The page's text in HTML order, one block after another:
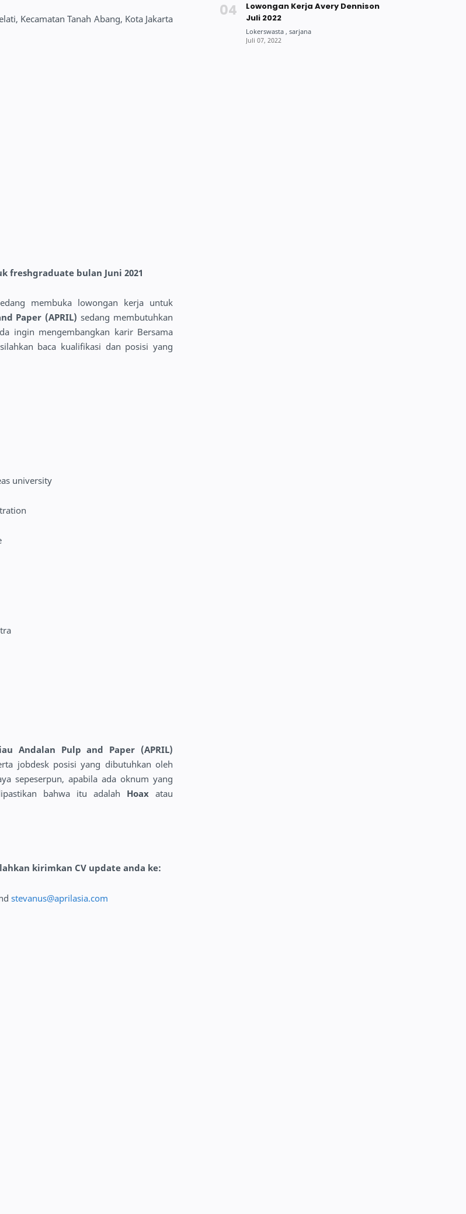
Kecamatan Tanah Abang, Kota Jakarta
freshgraduate bulan Juni 2021
membuka lowongan kerja untuk
Paper (APRIL)sedang membutuhkan
ingin mengembangkan karir Bersama
silahkan baca kualifikasi dan posisi yang
university
Andalan Pulp and Paper (APRIL)
jobdesk posisi yang dibutuhkan oleh
sepeserpun, apabila ada oknum yang
bahwa itu adalah Hoaxatau
kirimkan CV update anda ke:
stevanus@aprilasia.com
Lowongan Kerja Avery Dennison
Juli 2022